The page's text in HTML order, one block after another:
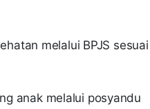
melalui BPJS sesuai
anak melalui posyandu